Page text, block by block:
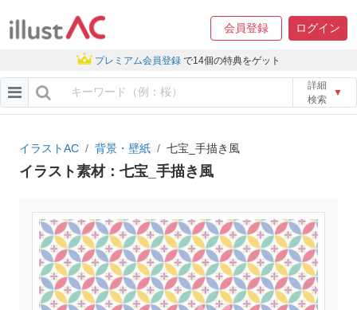
会員登録 ログイン
プレミアム会員登録 で14個の特典をゲット
詳細
検索
▼
イラストAC 背景・壁紙 七宝_手描き風
イラスト素材：七宝_手描き風